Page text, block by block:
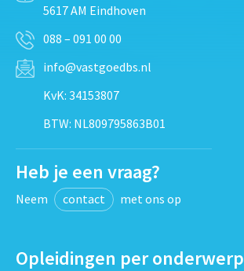
5617 AM Eindhoven
088 – 091 00 00
info@vastgoedbs.nl
KvK: 34153807
BTW: NL809795863B01
Heb je een vraag?
Neem contact met ons op
Opleidingen per onderwerp